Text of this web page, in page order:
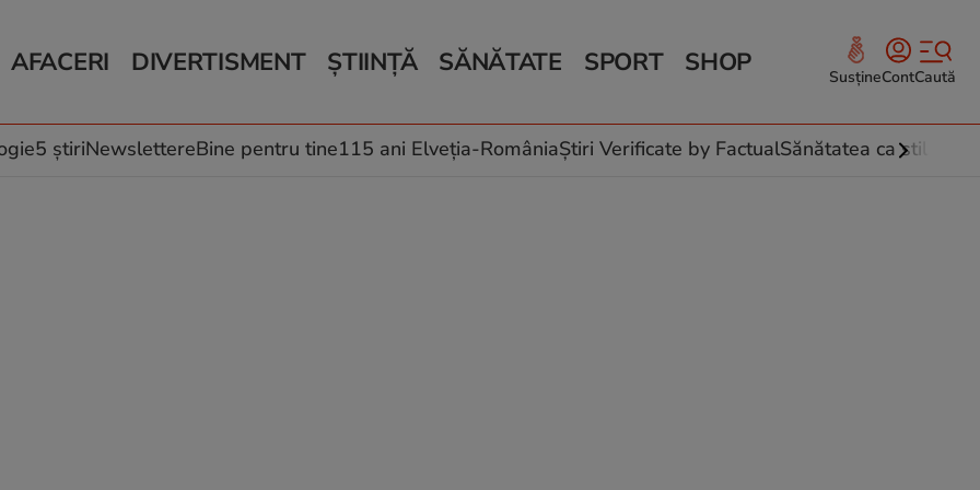
AFACERI
Auto
Locuri de muncă
DIVERTISMENT
Horoscop
Muzică și Filme
ȘTIINȚĂ
Schimbări climatice
SĂNĂTATE
Relații
Rețete culinare
SPORT SHOP SusțineContCaută
5 știriNewslettereBine pentru tine115 ani Elveția-RomâniaȘtiri Verificate by FactualSănătatea ca stil de